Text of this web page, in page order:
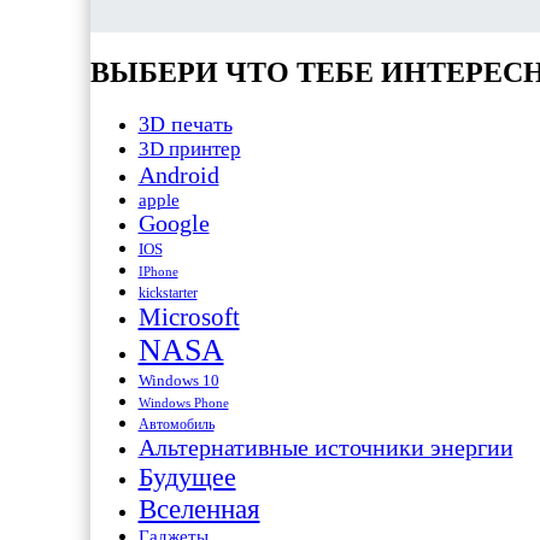
ВЫБЕРИ ЧТО ТЕБЕ
3D печать
3D принтер
Android
apple
Google
IOS
IPhone
kickstarter
Microsoft
NASA
Windows 10
Windows Phone
Автомобиль
Альтернативные источники энергии
Будущее
Вселенная